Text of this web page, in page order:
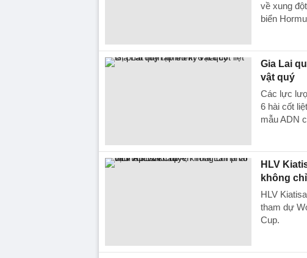
về xung
biển
Gia Lai
vật quý
Các lực
6 hài cốt
mẫu ADN
HLV
không
HLV
tham dự
Cup.